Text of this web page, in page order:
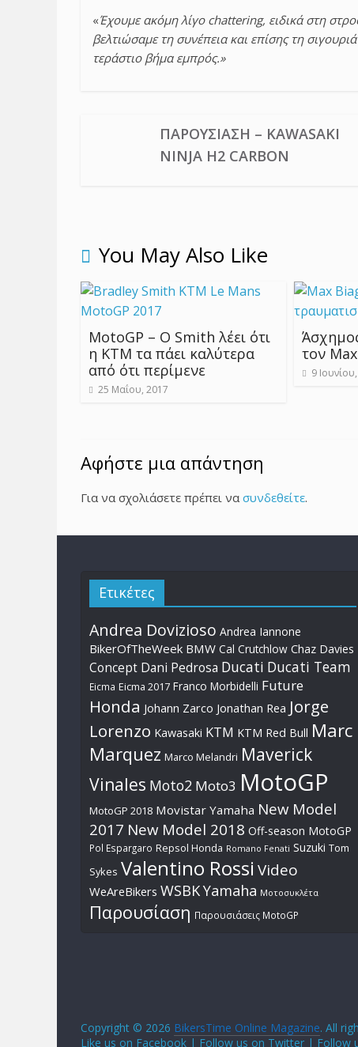
«Έχουμε ακόμη λίγο chattering, ειδικά στη
βελτιώσαμε τη συνέπεια και επίσης τη
τεράστιο βήμα εμπρός.»
ΠΑΡΟΥΣΊΑΣΗ – KAWASAKI
NINJA H2 CARBON
You May Also Like
MotoGP – Ο Smith λέει ότι
η KTM τα πάει καλύτερα
από ότι περίμενε
25 Μαΐου, 2017
τον
9
Αφήστε μια απάντηση
Για να σχολιάσετε πρέπει να συνδεθείτε.
Ετικέτες
Andrea Dovizioso Andrea Iannone
BikerOfTheWeek BMW Cal Crutchlow Chaz Davies
Concept Dani Pedrosa Ducati Ducati Team
Eicma Eicma 2017 Franco Morbidelli Future
Honda Johann Zarco Jonathan Rea Jorge
Lorenzo Kawasaki KTM KTM Red Bull Marc
Marquez Marco Melandri Maverick
Vinales Moto2 Moto3 MotoGP
MotoGP 2018 Movistar Yamaha New Model
2017 New Model 2018 Off-season MotoGP
Pol Espargaro Repsol Honda Romano Fenati Suzuki Tom
Sykes Valentino Rossi Video
WeAreBikers WSBKYamaha Μοτοσυκλέτα
Παρουσίαση Παρουσιάσεις MotoGP
Copyright © 2026 BikersTime Online Magazine. All
Like us on Facebook | Follow us on Twitter | Follow